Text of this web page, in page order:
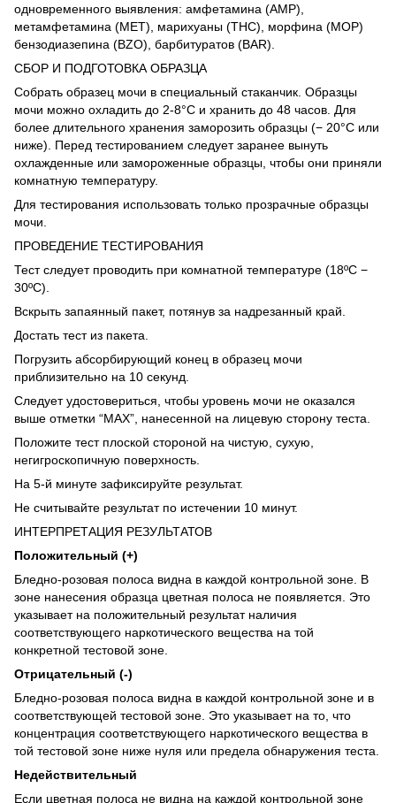
одновременного выявления: амфетамина (AMP),
метамфетамина (МЕТ), марихуаны (ТНС), морфина (МОР)
бензодиазепина (BZO), барбитуратов (BAR).
СБОР И ПОДГОТОВКА ОБРАЗЦА
Собрать образец мочи в специальный стаканчик. Образцы
мочи можно охладить до 2-8°C и хранить до 48 часов. Для
более длительного хранения заморозить образцы (− 20°C или
ниже). Перед тестированием следует заранее вынуть
охлажденные или замороженные образцы, чтобы они приняли
комнатную температуру.
Для тестирования использовать только прозрачные образцы
мочи.
ПРОВЕДЕНИЕ ТЕСТИРОВАНИЯ
Тест следует проводить при комнатной температуре (18ºC −
30ºC).
Вскрыть запаянный пакет, потянув за надрезанный край.
Достать тест из пакета.
Погрузить абсорбирующий конец в образец мочи
приблизительно на 10 секунд.
Следует удостовериться, чтобы уровень мочи не оказался
выше отметки “MAX”, нанесенной на лицевую сторону теста.
Положите тест плоской стороной на чистую, сухую,
негигроскопичную поверхность.
На 5-й минуте зафиксируйте результат.
Не считывайте результат по истечении 10 минут.
ИНТЕРПРЕТАЦИЯ РЕЗУЛЬТАТОВ
Положительный (+)
Бледно-розовая полоса видна в каждой контрольной зоне. В
зоне нанесения образца цветная полоса не появляется. Это
указывает на положительный результат наличия
соответствующего наркотического вещества на той
конкретной тестовой зоне.
Отрицательный (-)
Бледно-розовая полоса видна в каждой контрольной зоне и в
соответствующей тестовой зоне. Это указывает на то, что
концентрация соответствующего наркотического вещества в
той тестовой зоне ниже нуля или предела обнаружения теста.
Недействительный
Если цветная полоса не видна на каждой контрольной зоне